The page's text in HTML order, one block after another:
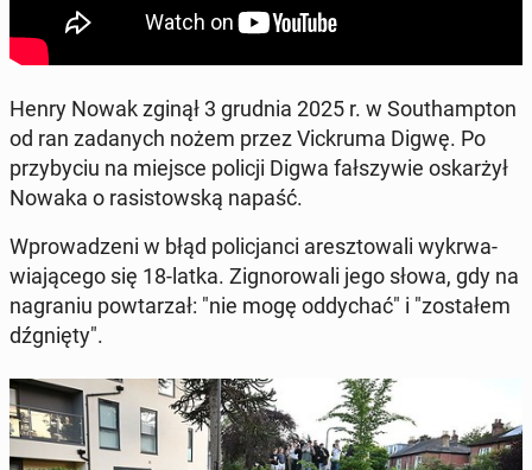
Henry Nowak zginął 3 grudnia 2025 r. w So­uthamp­ton
od ran za­da­nych nożem przez Vic­kru­ma Digwę. Po
przy­by­ciu na miejsce policji Digwa fał­szy­wie oskar­żył
Nowaka o ra­si­stow­ską napaść.
Wpro­wa­dze­ni w błąd po­li­cjan­ci aresz­to­wa­li wy­krwa­
wia­ją­ce­go się 18-latka. Zi­gno­ro­wa­li jego słowa, gdy na
na­gra­niu po­wta­rzał: "nie mogę od­dy­chać" i "zo­sta­łem
dźgnię­ty".